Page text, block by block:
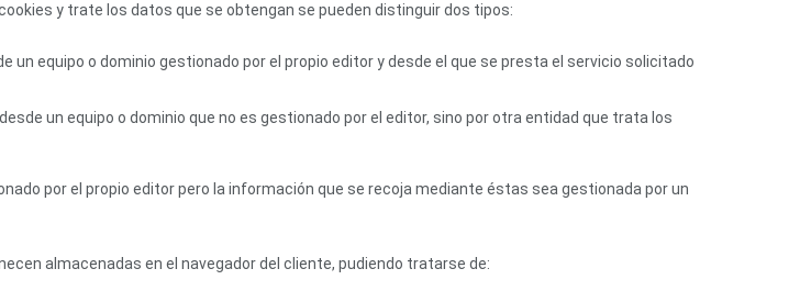
y trate los datos que se obtengan se pueden distinguir dos tipos:
un equipo o dominio gestionado por el propio editor y desde el que se presta el servicio solicitado
un equipo o dominio que no es gestionado por el editor, sino por otra entidad que trata los
por el propio editor pero la información que se recoja mediante éstas sea gestionada por un
almacenadas en el navegador del cliente, pudiendo tratarse de: